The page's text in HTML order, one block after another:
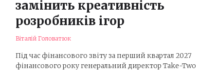
замінить креативність
розробників ігор
Віталій Головатюк
Під час фінансового звіту за перший квартал 2027
фінансового року генеральний директор Take-Two